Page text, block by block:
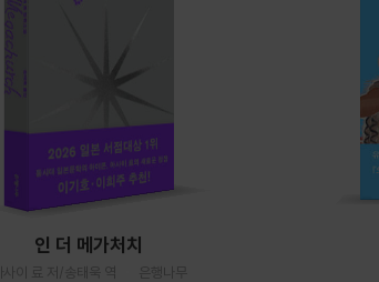
인 더 메가처치
아사이 료 저/송태욱 역
은행나무